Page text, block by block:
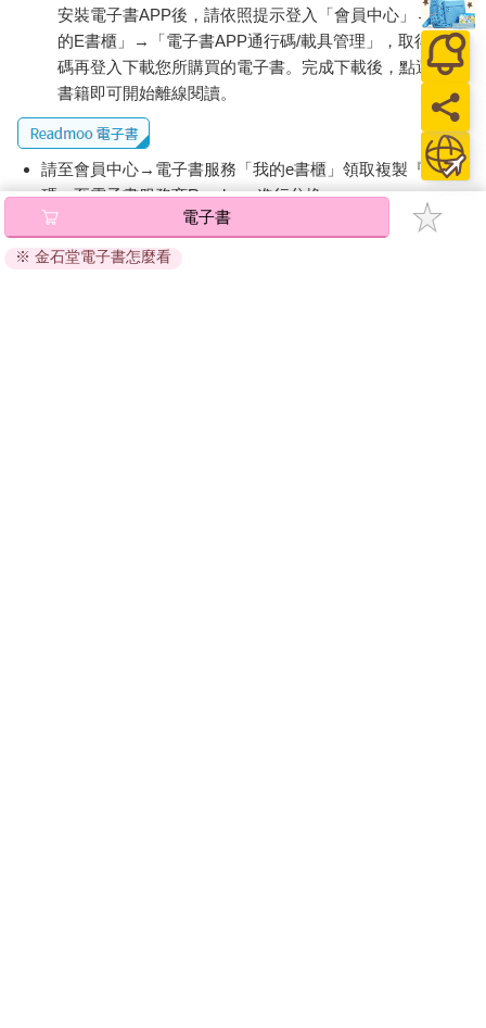
安裝電子書APP後，請依照提示登入「會員中心」→「我
的E書櫃」→「電子書APP通行碼/載具管理」，取得通行
碼再登入下載您所購買的電子書。完成下載後，點選任一
書籍即可開始離線閱讀。
請至會員中心→電子書服務「我的e書櫃」領取複製『兌換
碼』至電子書服務商Readmoo進行兌換。
退換貨須知：
因版權保護，您在金石堂所購買的電子書僅能以金石堂專屬
電子書
※ 金石堂電子書怎麼看